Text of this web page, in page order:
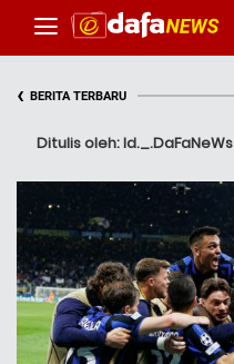
‹ BERITA TERBARU
Ditulis oleh: Id._.DaFaNeWs